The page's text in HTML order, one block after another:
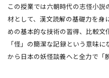
この授業では六朝時代の志怪小
材として、漢文読解の基礎力を身
めの基本的な技術の習得、比較
「怪」の簡潔な記録という意味
から日本の妖怪談義へと全力で「